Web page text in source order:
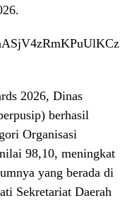
2026, Dinas
berhasil
Organisasi
98,10, meningkat
yang berada di
Sekretariat Daerah